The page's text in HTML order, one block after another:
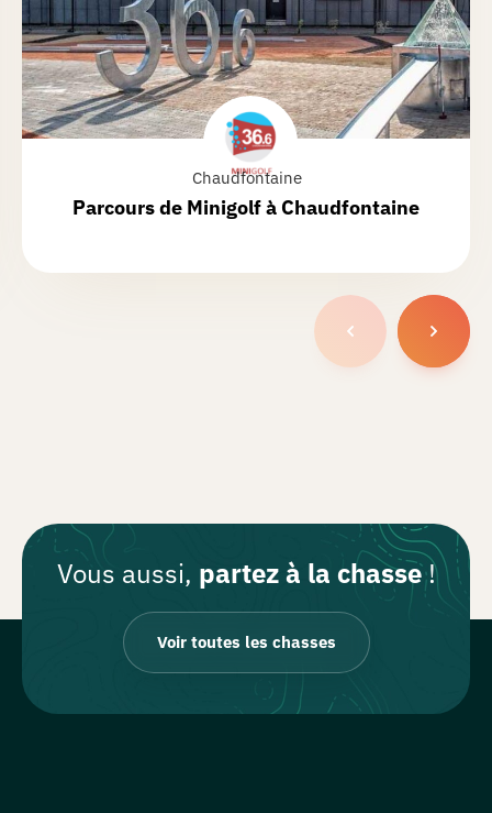
Chaudfontaine
Parcours de Minigolf à Chaudfontaine
Vous aussi, partez à la chasse!
Voir toutes les chasses